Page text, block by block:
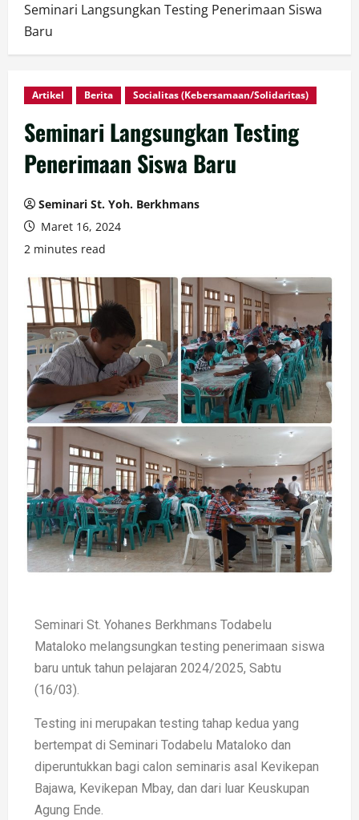
Seminari Langsungkan Testing Penerimaan Siswa
Baru
Artikel Berita Socialitas (Kebersamaan/Solidaritas)
Seminari Langsungkan Testing
Penerimaan Siswa Baru
Seminari St. Yoh. Berkhmans
Maret 16, 2024
2 minutes read
Seminari St. Yohanes Berkhmans Todabelu
Mataloko melangsungkan testing penerimaan siswa
baru untuk tahun pelajaran 2024/2025, Sabtu
(16/03).
Testing ini merupakan testing tahap kedua yang
bertempat di Seminari Todabelu Mataloko dan
diperuntukkan bagi calon seminaris asal Kevikepan
Bajawa, Kevikepan Mbay, dan dari luar Keuskupan
Agung Ende.